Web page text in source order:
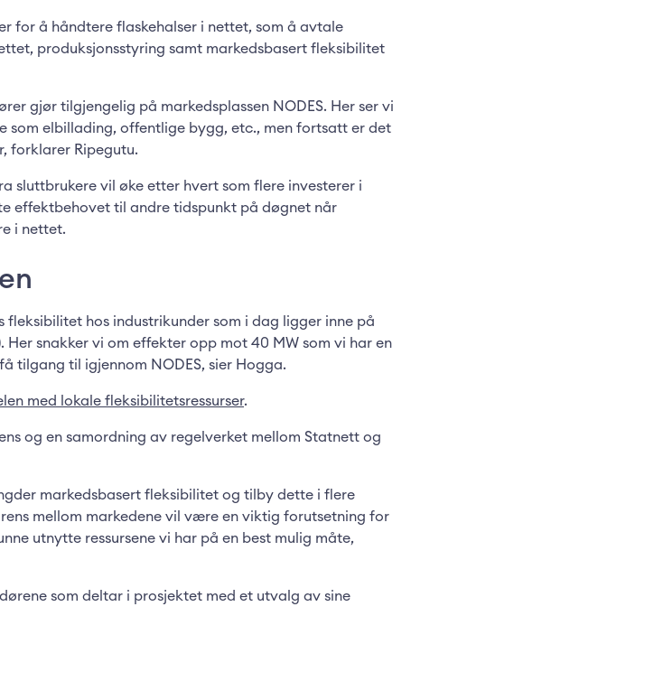
for å håndtere flaskehalser i nettet, som å avtale
produksjonsstyring samt markedsbasert fleksibilitet
gjør tilgjengelig på markedsplassen NODES. Her ser vi
som elbillading, offentlige bygg, etc., men fortsatt er det
forklarer Ripegutu.
sluttbrukere vil øke etter hvert som flere investerer i
effektbehovet til andre tidspunkt på døgnet når
i nettet.
hos industrikunder som i dag ligger inne på
snakker vi om effekter opp mot 40 MW som vi har en
tilgang til igjennom NODES, sier Hogga.
med lokale fleksibilitetsressurser.
og en samordning av regelverket mellom Statnett og
markedsbasert fleksibilitet og tilby dette i flere
mellom markedene vil være en viktig forutsetning for
utnytte ressursene vi har på en best mulig måte,
som deltar i prosjektet med et utvalg av sine